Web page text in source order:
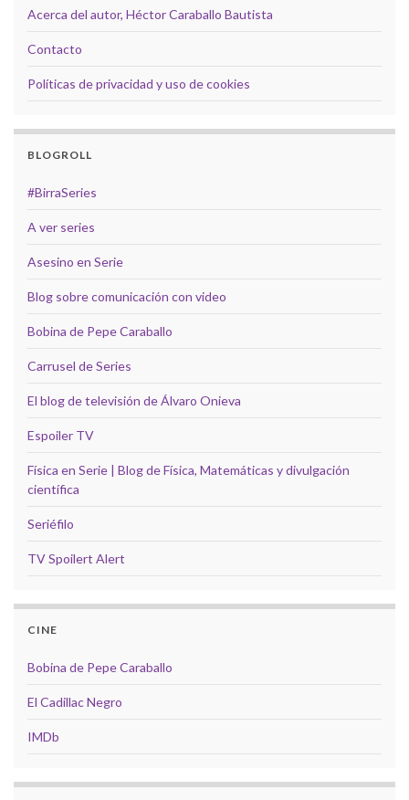
Acerca del autor, Héctor Caraballo Bautista
Contacto
Políticas de privacidad y uso de cookies
BLOGROLL
#BirraSeries
A ver series
Asesino en Serie
Blog sobre comunicación con video
Bobina de Pepe Caraballo
Carrusel de Series
El blog de televisión de Álvaro Onieva
Espoiler TV
Física en Serie | Blog de Física, Matemáticas y divulgación
científica
Seriéfilo
TV Spoilert Alert
CINE
Bobina de Pepe Caraballo
El Cadillac Negro
IMDb